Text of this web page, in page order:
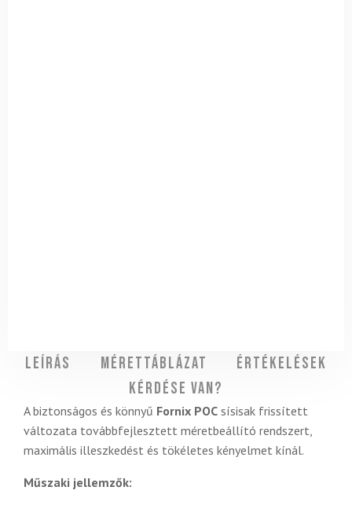
Leírás Mérettáblázat
Értékelések
Kérdése van?
A biztonságos és könnyű Fornix POC sísisak frissített
változata továbbfejlesztett méretbeállító rendszert,
maximális illeszkedést és tökéletes kényelmet kínál.
Műszaki jellemzők: